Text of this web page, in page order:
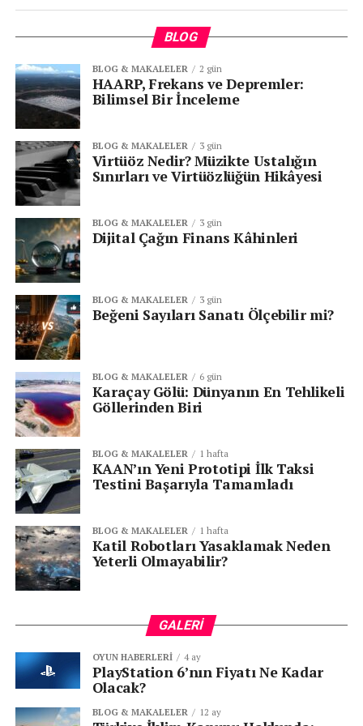
KATEGORİLER: |Bilişim Haberleri| |HABERLER
ETIKETLER:
GIYILEBILIR TEKNOLOJI
HARVARD ÜNIVERSITESI
ÖZGÜR ATALAY SENSÖR
SONRAKI
Nesnelerin interneti dünyasında yaşanan
sorunlar
ÖNCEKI
Akıllı telefonlar aptallaşma sebebi mi?
BLOG
BLOG & MAKALELER 2 gün
HAARP, Frekans ve Depremler:
Bilimsel Bir İnceleme
BLOG & MAKALELER 3 gün
Virtüöz Nedir? Müzikte Ustalığın
Sınırları ve Virtüözlüğün Hikâyesi
BLOG & MAKALELER 3 gün
Dijital Çağın Finans Kâhinleri
BLOG & MAKALELER 3 gün
Beğeni Sayıları Sanatı Ölçebilir mi?
BLOG & MAKALELER 6 gün
Karaçay Gölü: Dünyanın En Tehlikeli
Göllerinden Biri
BLOG & MAKALELER 1 hafta
KAAN’ın Yeni Prototipi İlk Taksi
Testini Başarıyla Tamamladı
BLOG & MAKALELER 1 hafta
Katil Robotları Yasaklamak Neden
Yeterli Olmayabilir?
GALERI
OYUN HABERLERI 4 ay
PlayStation 6’nın Fiyatı Ne Kadar
Olacak?
BLOG & MAKALELER 12 ay